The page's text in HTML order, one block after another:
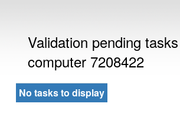
Validation pending
computer 7208422
No tasks to display